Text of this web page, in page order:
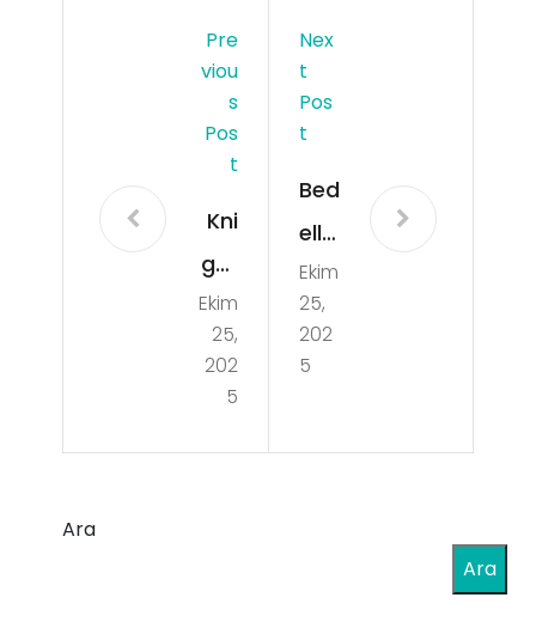
Pre
Viou
S
Pos
T
Kni
ght
Onli
ne
PvP
Ekim
25,
202
5
Nex
T
Pos
T
Bed
elli
Ask
erli
k
ats
Ekim
25,
202
5
Ara
Ara